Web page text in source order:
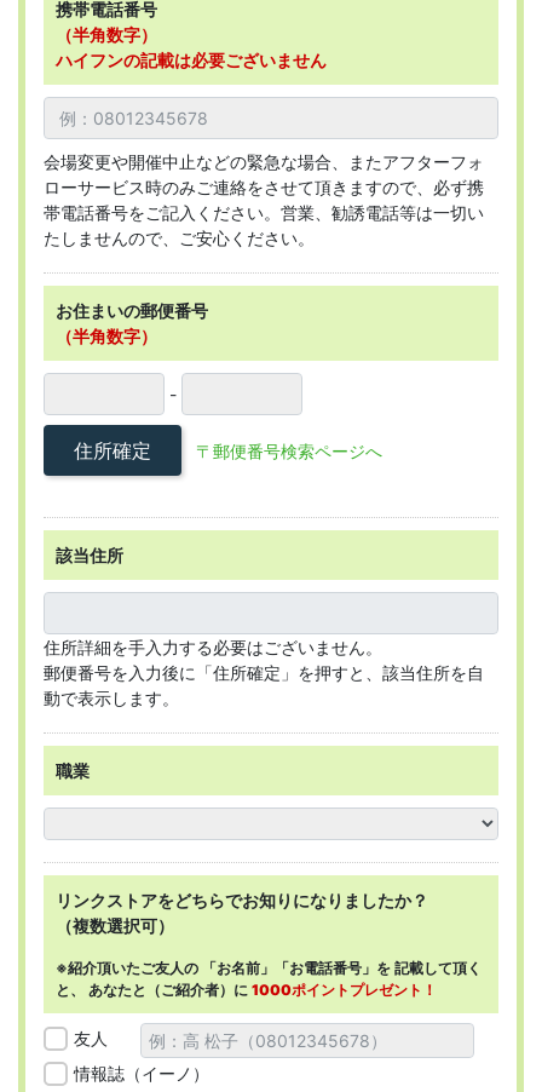
携帯電話番号
（半角数字）
ハイフンの記載は必要ございません
会場変更や開催中止などの緊急な場合、またアフターフォ
ローサービス時のみご連絡をさせて頂きますので、必ず携
帯電話番号をご記入ください。営業、勧誘電話等は一切い
たしませんので、ご安心ください。
お住まいの郵便番号
（半角数字）
-
住所確定 〒郵便番号検索ページへ
該当住所
住所詳細を手入力する必要はございません。
郵便番号を入力後に「住所確定」を押すと、該当住所を自
動で表示します。
職業
リンクストアをどちらでお知りになりましたか？
（複数選択可）
※紹介頂いたご友人の 「お名前」「お電話番号」を 記載して頂く
と、 あなたと（ご紹介者）に 1000ポイントプレゼント！
友人
情報誌（イーノ）